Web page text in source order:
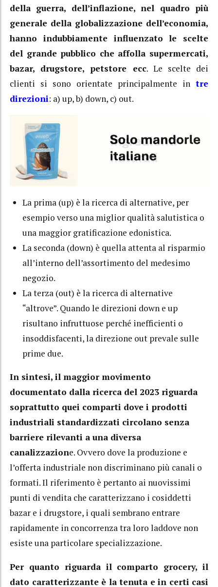
della guerra, dell’inflazione, nel quadro più
generale della globalizzazione dell’economia,
hanno indubbiamente influenzato le scelte
del grande pubblico che affolla supermercati,
bazar, drugstore, petstore ecc. Le scelte dei
clienti si sono orientate principalmente in tre
direzioni: a) up, b) down, c) out.
La prima (up) è la ricerca di alternative, per
esempio verso una miglior qualità salutistica o
una maggior gratificazione edonistica.
La seconda (down) è quella attenta al risparmio
all’interno dell’assortimento del medesimo
negozio.
La terza (out) è la ricerca di alternative
“altrove”. Quando le direzioni down e up
risultano infruttuose perché inefficienti o
insoddisfacenti, la direzione out prevale sulle
prime due.
In sintesi, il maggior movimento
documentato dalla ricerca del 2023 riguarda
soprattutto quei comparti dove i prodotti
industriali standardizzati circolano senza
barriere rilevanti a una diversa
canalizzazione. Ovvero dove la produzione e
l’offerta industriale non discriminano più canali o
formati. Il riferimento è pertanto ai nuovissimi
punti di vendita che caratterizzano i cosiddetti
bazar e i drugstore, i quali sembrano entrare
rapidamente in concorrenza tra loro laddove non
esiste una particolare specializzazione.
Per quanto riguarda il comparto grocery, il
dato caratterizzante è la tenuta e in certi casi